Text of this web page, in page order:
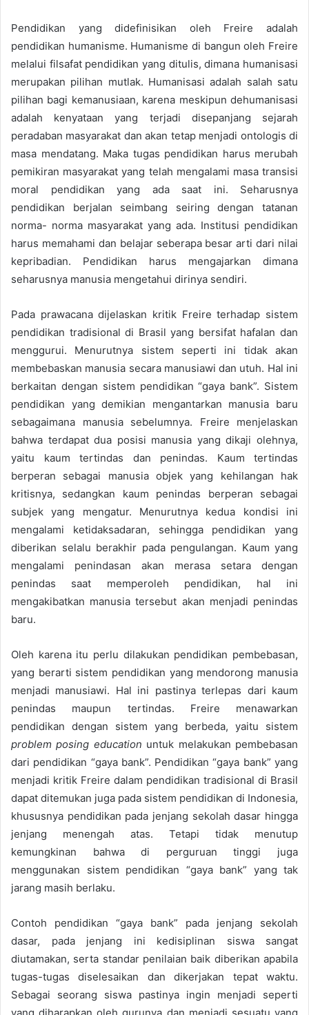
Pendidikan yang didefinisikan oleh Freire adalah
pendidikan humanisme. Humanisme di bangun oleh Freire
melalui filsafat pendidikan yang ditulis, dimana humanisasi
merupakan pilihan mutlak. Humanisasi adalah salah satu
pilihan bagi kemanusiaan, karena meskipun dehumanisasi
adalah kenyataan yang terjadi disepanjang sejarah
peradaban masyarakat dan akan tetap menjadi ontologis di
masa mendatang. Maka tugas pendidikan harus merubah
pemikiran masyarakat yang telah mengalami masa transisi
moral pendidikan yang ada saat ini. Seharusnya
pendidikan berjalan seimbang seiring dengan tatanan
norma- norma masyarakat yang ada. Institusi pendidikan
harus memahami dan belajar seberapa besar arti dari nilai
kepribadian. Pendidikan harus mengajarkan dimana
seharusnya manusia mengetahui dirinya sendiri.
Pada prawacana dijelaskan kritik Freire terhadap sistem
pendidikan tradisional di Brasil yang bersifat hafalan dan
menggurui. Menurutnya sistem seperti ini tidak akan
membebaskan manusia secara manusiawi dan utuh. Hal ini
berkaitan dengan sistem pendidikan “gaya bank”. Sistem
pendidikan yang demikian mengantarkan manusia baru
sebagaimana manusia sebelumnya. Freire menjelaskan
bahwa terdapat dua posisi manusia yang dikaji olehnya,
yaitu kaum tertindas dan penindas. Kaum tertindas
berperan sebagai manusia objek yang kehilangan hak
kritisnya, sedangkan kaum penindas berperan sebagai
subjek yang mengatur. Menurutnya kedua kondisi ini
mengalami ketidaksadaran, sehingga pendidikan yang
diberikan selalu berakhir pada pengulangan. Kaum yang
mengalami penindasan akan merasa setara dengan
penindas saat memperoleh pendidikan, hal ini
mengakibatkan manusia tersebut akan menjadi penindas
baru.
Oleh karena itu perlu dilakukan pendidikan pembebasan,
yang berarti sistem pendidikan yang mendorong manusia
menjadi manusiawi. Hal ini pastinya terlepas dari kaum
penindas maupun tertindas. Freire menawarkan
pendidikan dengan sistem yang berbeda, yaitu sistem
problem posing education untuk melakukan pembebasan
dari pendidikan “gaya bank”. Pendidikan “gaya bank” yang
menjadi kritik Freire dalam pendidikan tradisional di Brasil
dapat ditemukan juga pada sistem pendidikan di Indonesia,
khususnya pendidikan pada jenjang sekolah dasar hingga
jenjang menengah atas. Tetapi tidak menutup
kemungkinan bahwa di perguruan tinggi juga
menggunakan sistem pendidikan “gaya bank” yang tak
jarang masih berlaku.
Contoh pendidikan “gaya bank” pada jenjang sekolah
dasar, pada jenjang ini kedisiplinan siswa sangat
diutamakan, serta standar penilaian baik diberikan apabila
tugas-tugas diselesaikan dan dikerjakan tepat waktu.
Sebagai seorang siswa pastinya ingin menjadi seperti
yang diharapkan oleh gurunya dan menjadi sesuatu yang